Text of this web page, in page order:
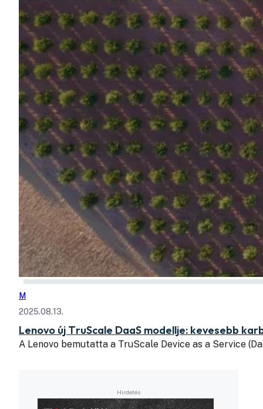
M
2025.08.13.
Lenovo új TruScale DaaS modellje: kevesebb
A Lenovo bemutatta a TruScale Device as a Service